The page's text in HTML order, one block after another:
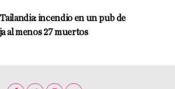
incendio en un pub de
al menos 27 muertos